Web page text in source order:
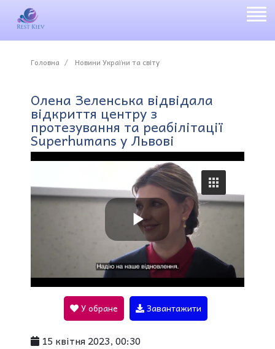
Головна Новини України та світу
Олена Зеленська відвідала
відкриття центру з
протезування та реабілітації
Superhumans у Львові
P
l
a
У обране Завантажити
15 квітня 2023, 00:30